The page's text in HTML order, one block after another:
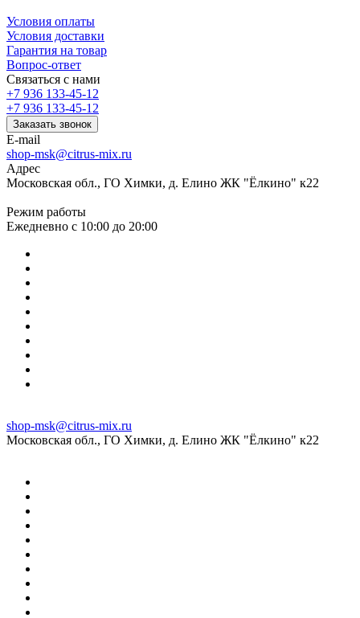
Условия оплаты
Условия доставки
Гарантия на товар
Вопрос-ответ
Связаться с нами
+7 936 133-45-12
+7 936 133-45-12
Заказать звонок
E-mail
shop-msk@citrus-mix.ru
Адрес
Московская обл., ГО Химки, д. Елино ЖК "Ёлкино" к22
Режим работы
Ежедневно с 10:00 до 20:00
shop-msk@citrus-mix.ru
Московская обл., ГО Химки, д. Елино ЖК "Ёлкино" к22